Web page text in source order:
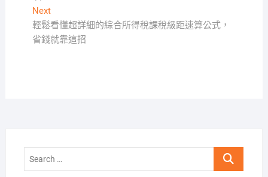
導
覽
NextNext
post:
輕鬆看懂超詳細的綜合所得稅課稅級距速算公式，
省錢就靠這招
Search